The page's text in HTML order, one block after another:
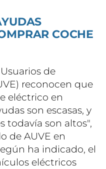
COCHE
de
reconocen que
eléctrico en
son escasas, y
todavía son altos",
de AUVE en
ha indicado, el
eléctricos